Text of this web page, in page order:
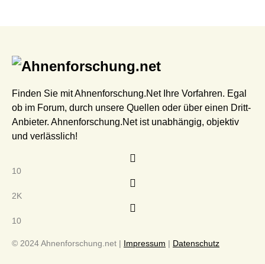
Finden Sie mit Ahnenforschung.Net Ihre Vorfahren. Egal
ob im Forum, durch unsere Quellen oder über einen Dritt-
Anbieter. Ahnenforschung.Net ist unabhängig, objektiv
und verlässlich!
10
2K
10
© 2024 Ahnenforschung.net | Impressum | Datenschutz